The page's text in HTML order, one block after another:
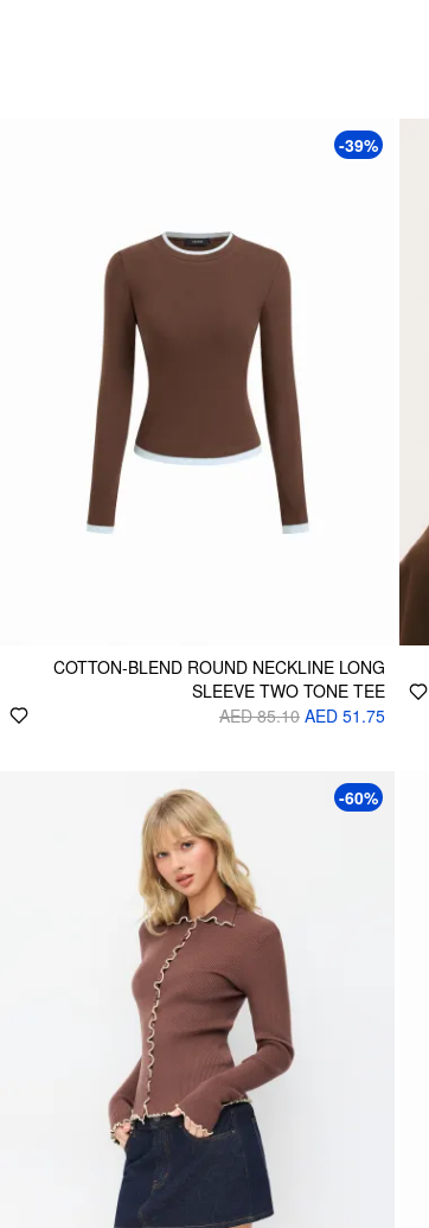
-39%
COTTON-BLEND ROUND NECKLINE LONG
SLEEVE TWO TONE TEE
AED 51.75
AED 85.10
-60%